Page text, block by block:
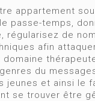
appartement
passe-temps,
régularisez de
afin
du
jeunes et ainsi le
se trouver être